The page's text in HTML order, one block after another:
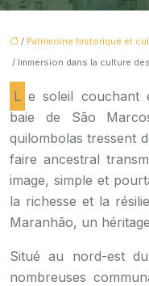
/ Patrimoine historique et
/ Immersion dans la culture
Le soleil couchant embrase les eaux calmes de la
baie de São
quilombolas tressent
faire ancestral
image, simple et
la richesse et la
Maranhão, un
Situé au nord-est
nombreuses